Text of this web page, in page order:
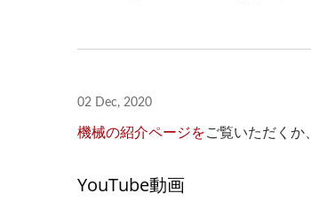
02 Dec, 2020
機械の紹介ページをご覧いただくか、
YouTube動画